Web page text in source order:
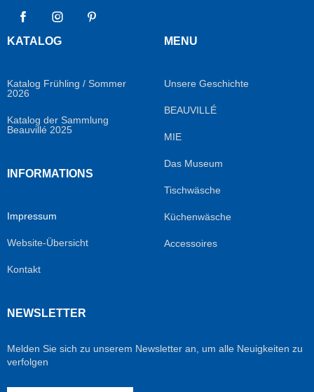
FacebookInstagram
KATALOG
Katalog Frühling / Sommer
2026
Katalog der Sammlung
Beauvillé 2025
INFORMATIONS
Impressum
Website-Übersicht
Kontakt
MENU
Unsere Geschichte
BEAUVILLÉ
MIE
Das Museum
Tischwäsche
Küchenwäsche
Accessoires
NEWSLETTER
Melden Sie sich zu unserem Newsletter an, um alle Neuigkeiten zu
verfolgen